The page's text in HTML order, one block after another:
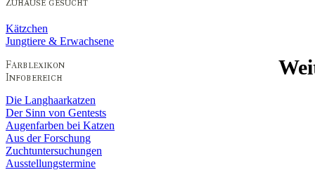
Kätzchen
Jungtiere & Erwachsene
Die Langhaarkatzen
Der Sinn von Gentests
Augenfarben bei Katzen
Aus der Forschung
Zuchtuntersuchungen
Ausstellungstermine